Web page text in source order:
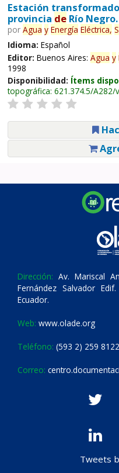
Estación
provincia deRío Negro.
por Agua y Energía Eléctrica,
Idioma: Español
Editor: Buenos Aires: Agua y
1998
Disponibilidad: Ítems
topográfica: 621.374.5/A282/
Dirección: Av. Mariscal
Fernández Salvador
Ecuador.
Web: www.olade.org
Teléfono: (593 2) 259
Correo:
Tweets